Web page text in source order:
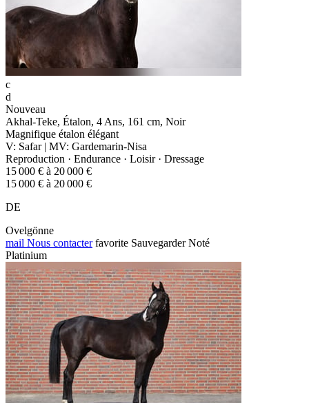
c
d
Nouveau
Akhal-Teke, Étalon, 4 Ans, 161 cm, Noir
Magnifique étalon élégant
V: Safar | MV: Gardemarin-Nisa
Reproduction · Endurance · Loisir · Dressage
15 000 € à 20 000 €
15 000 € à 20 000 €
DE
Ovelgönne
mail Nous contacter favorite Sauvegarder Noté
Platinium